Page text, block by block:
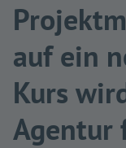
auf ein
Kurs
Agentur